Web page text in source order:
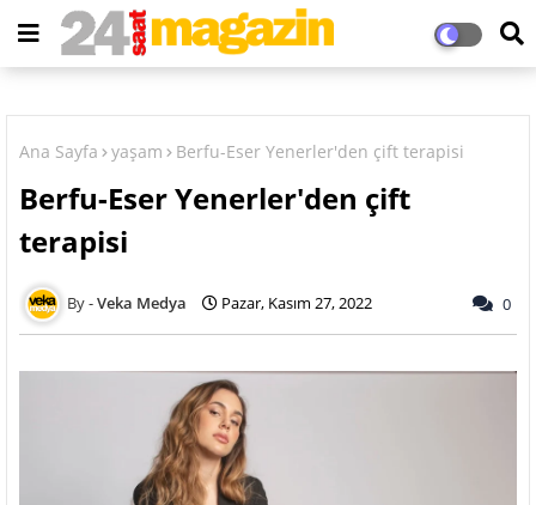
Ana Sayfa yaşam Berfu-Eser Yenerler'den çift terapisi
Berfu-Eser Yenerler'den çift
terapisi
Veka Medya Pazar, Kasım 27, 2022 0